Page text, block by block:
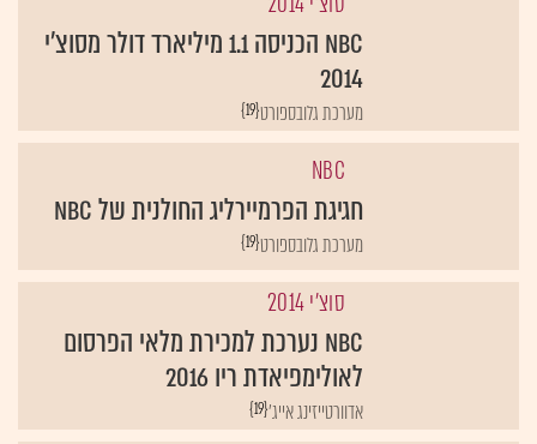
NBC הכניסה 1.1 מיליארד דולר מסוצ'י
2014
{19}מערכת גלובספורט
NBC
חגיגת הפרמיירליג החולנית של NBC
{19}מערכת גלובספורט
סוצ'י 2014
NBC נערכת למכירת מלאי הפרסום
לאולימפיאדת ריו 2016
{19}אדוורטייזינג אייג'